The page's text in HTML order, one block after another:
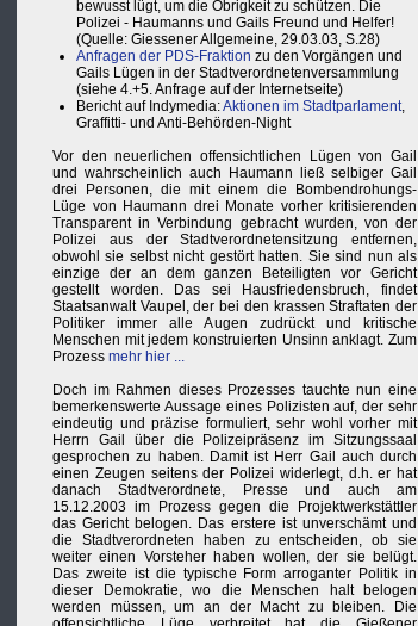
bewusst lügt, um die Obrigkeit zu schützen. Die
Polizei - Haumanns und Gails Freund und Helfer!
(Quelle: Giessener Allgemeine, 29.03.03, S.28)
Anfragen der PDS-Fraktion zu den Vorgängen und
Gails Lügen in der Stadtverordnetenversammlung
(siehe 4.+5. Anfrage auf der Internetseite)
Bericht auf Indymedia:Aktionen im Stadtparlament,
Graffitti- und Anti-Behörden-Night
Vor den neuerlichen offensichtlichen Lügen von Gail
und wahrscheinlich auch Haumann ließ selbiger Gail
drei Personen, die mit einem die Bombendrohungs-
Lüge von Haumann drei Monate vorher kritisierenden
Transparent in Verbindung gebracht wurden, von der
Polizei aus der Stadtverordnetensitzung entfernen,
obwohl sie selbst nicht gestört hatten. Sie sind nun als
einzige der an dem ganzen Beteiligten vor Gericht
gestellt worden. Das sei Hausfriedensbruch, findet
Staatsanwalt Vaupel, der bei den krassen Straftaten der
Politiker immer alle Augen zudrückt und kritische
Menschen mit jedem konstruierten Unsinn anklagt. Zum
Prozess mehr hier ...
Doch im Rahmen dieses Prozesses tauchte nun eine
bemerkenswerte Aussage eines Polizisten auf, der sehr
eindeutig und präzise formuliert, sehr wohl vorher mit
Herrn Gail über die Polizeipräsenz im Sitzungssaal
gesprochen zu haben. Damit ist Herr Gail auch durch
einen Zeugen seitens der Polizei widerlegt, d.h. er hat
danach Stadtverordnete, Presse und auch am
15.12.2003 im Prozess gegen die Projektwerkstättler
das Gericht belogen. Das erstere ist unverschämt und
die Stadtverordneten haben zu entscheiden, ob sie
weiter einen Vorsteher haben wollen, der sie belügt.
Das zweite ist die typische Form arroganter Politik in
dieser Demokratie, wo die Menschen halt belogen
werden müssen, um an der Macht zu bleiben. Die